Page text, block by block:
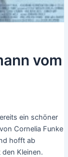
vom
ein schöner
Cornelia Funke
hofft ab
den Kleinen.